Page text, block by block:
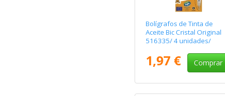
Bolígrafos de Tinta de
Aceite Bic Cristal Original
516335/ 4 unidades/
1,97 € Comprar